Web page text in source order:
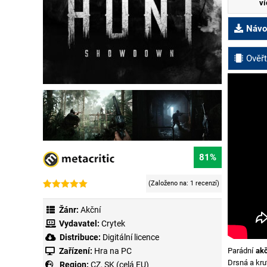
81%
5.00z 5 na
základě
hodnocení
zákazníka
(Založeno na: 1 recenzí)
Žánr: Akční
Vydavatel: Crytek
Distribuce: Digitální licence
Zařízení: Hra na PC
Region: CZ, SK (celá EU)
Parádní
Drsná a